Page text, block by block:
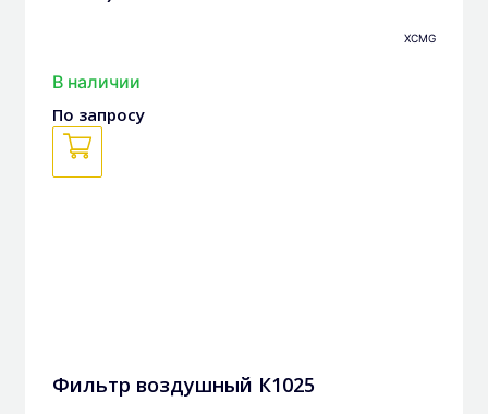
XCMG
В наличии
По запросу
Фильтр воздушный К1025